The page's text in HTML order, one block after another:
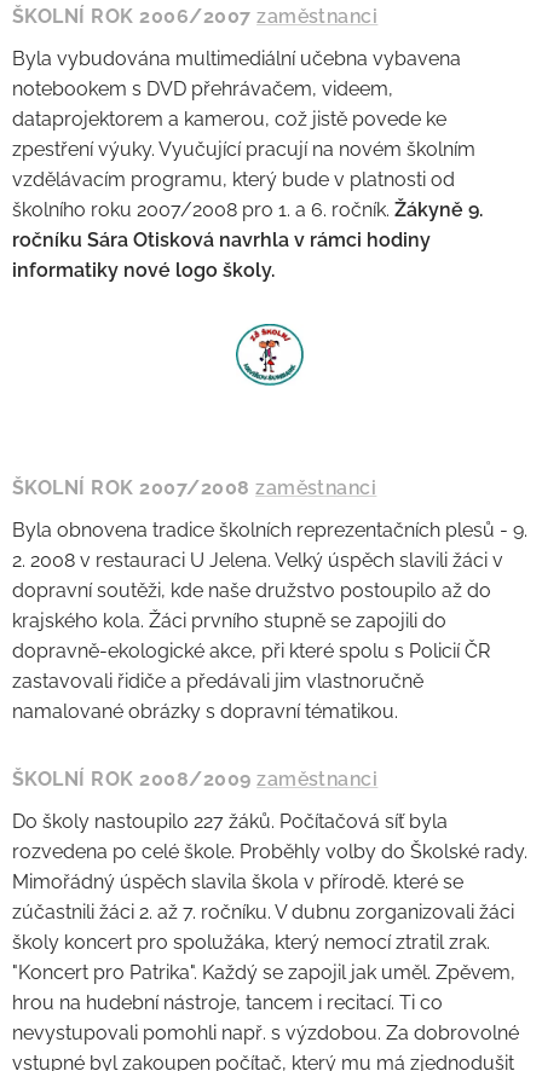
ŠKOLNÍ ROK 2006/2007 zaměstnanci
Byla vybudována multimediální učebna vybavena
notebookem s DVD přehrávačem, videem,
dataprojektorem a kamerou, což jistě povede ke
zpestření výuky. Vyučující pracují na novém školním
vzdělávacím programu, který bude v platnosti od
školního roku 2007/2008 pro 1. a 6. ročník. Žákyně 9.
ročníku Sára Otisková navrhla v rámci hodiny
informatiky nové logo školy.
ŠKOLNÍ ROK 2007/2008zaměstnanci
Byla obnovena tradice školních reprezentačních plesů - 9.
2. 2008 v restauraci U Jelena. Velký úspěch slavili žáci v
dopravní soutěži, kde naše družstvo postoupilo až do
krajského kola. Žáci prvního stupně se zapojili do
dopravně-ekologické akce, při které spolu s Policií ČR
zastavovali řidiče a předávali jim vlastnoručně
namalované obrázky s dopravní tématikou.
ŠKOLNÍ ROK 2008/2009zaměstnanci
Do školy nastoupilo 227 žáků. Počítačová síť byla
rozvedena po celé škole. Proběhly volby do Školské rady.
Mimořádný úspěch slavila škola v přírodě. které se
zúčastnili žáci 2. až 7. ročníku. V dubnu zorganizovali žáci
školy koncert pro spolužáka, který nemocí ztratil zrak.
"Koncert pro Patrika". Každý se zapojil jak uměl. Zpěvem,
hrou na hudební nástroje, tancem i recitací. Ti co
nevystupovali pomohli např. s výzdobou. Za dobrovolné
vstupné byl zakoupen počítač, který mu má zjednodušit